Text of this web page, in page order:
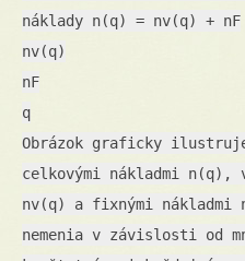
náklady n(q) = nv(q) + nF
nv(q)
nF
q
Obrázok graficky
celkovými nákladmi n(q),
nv(q) a fixnými nákladmi
nemenia v závislosti od